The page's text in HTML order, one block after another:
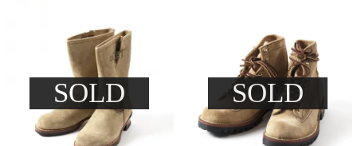
SOLD SOLD